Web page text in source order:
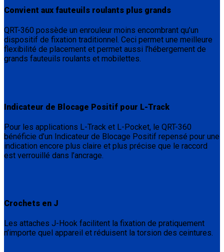
Convient aux fauteuils roulants plus grands
QRT-360 possède un enrouleur moins encombrant qu’un
dispositif de fixation traditionnel. Ceci permet une meilleure
flexibilité de placement et permet aussi l’hébergement de
grands fauteuils roulants et mobilettes.
Indicateur de Blocage Positif pour L-Track
Pour les applications L-Track et L-Pocket, le QRT-360
bénéficie d’un Indicateur de Blocage Positif repensé pour une
indication encore plus claire et plus précise que le raccord
est verrouillé dans l’ancrage.
Crochets en J
Les attaches J-Hook facilitent la fixation de pratiquement
n’importe quel appareil et réduisent la torsion des ceintures.